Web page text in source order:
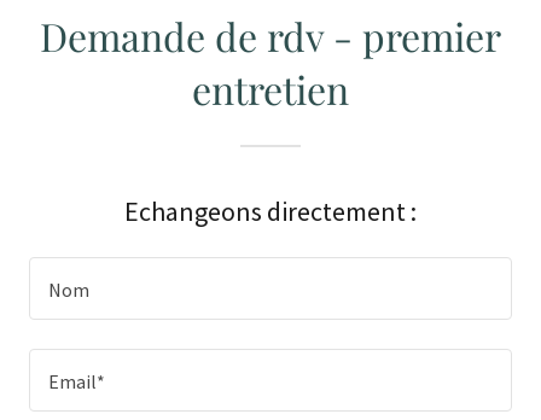
Demande de rdv - premier
entretien
Echangeons directement :
Nom
Email*